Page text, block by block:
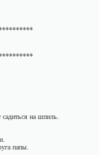
на шпиль.
папы.